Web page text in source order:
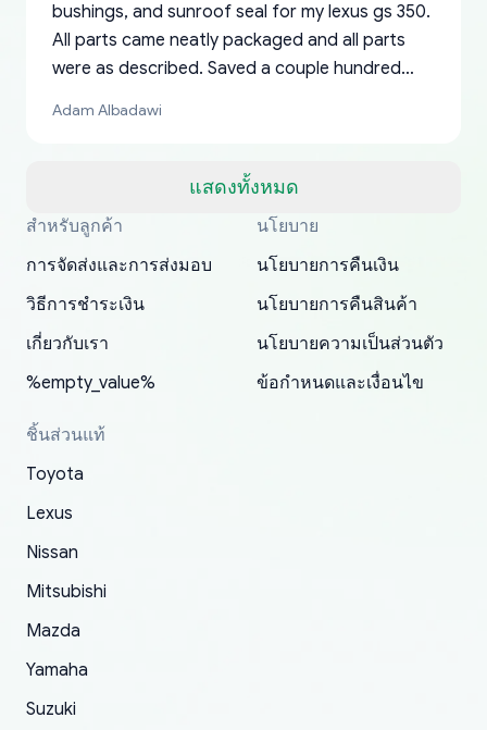
แสดงทั้งหมด
bushings, and sunroof seal for my lexus gs 350.
All parts came neatly packaged and all parts
were as described. Saved a couple hundred
a matter of days. Very professional company as
well, I forgot to add my apartment number in
my address and contacted them with the
correct information. They updated my address
promptly. Will 100% be returning to order parts
Adam Albadawi
Thank you, yoshiparts.com for the responsive
customer service and for being a reliable
have ordered from yoshi three times within
2022. The first two orders were received timely
and with no problems. The third order was not
received at all. According to yoshi's shipper, the
parcel was lost somewhere within the U.S.
replacement order was shipped and received.
The only reason for giving them 4 stars instead
order.
South Guam
OEM parts at prices that nobody else can beat.
Fast shipping to USA… I’m happy!
P. Ginez
Basically, this is my 6th time ordering parts for
my XRs (which is hard to find these days). Item
19 delays which is understandable, the package
is packed well! More so, I am genuinely happy
about the updates whether the item I added to
my cart is available or not. It's hassle free, I've
had troubles on my previous orders but they
and giving me updates.
All genuine oem parts all in perfect condition I
have told everyone about this site very reliable
appreciate everything.
Jay W
I am so shocked at good time, all just because
needed parts for making my cars more
mudguards,flares ) area insane good shape for
my VDJ79, thank you yoshi, for caring
packaging and also because i can look for all
parts needed for upgrading from LX to VX
toyota!.
YANAN RAMIREZ GONZALEZ
สำหรับลูกค้า
การจัดส่งและการส่งมอบ
วิธีการชำระเงิน
เกี่ยวกับเรา
%empty_value%
นโยบาย
นโยบายการคืนเงิน
นโยบายการคืนสินค้า
นโยบายความเป็นส่วนตัว
ข้อกำหนดและเงื่อนไข
ชิ้นส่วนแท้
Toyota
Lexus
Nissan
Mitsubishi
Mazda
Yamaha
Suzuki